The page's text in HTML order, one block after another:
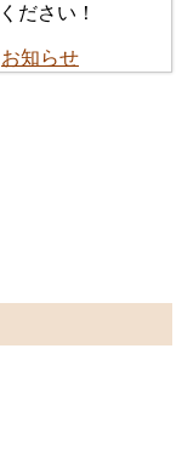
ください！
お知らせ